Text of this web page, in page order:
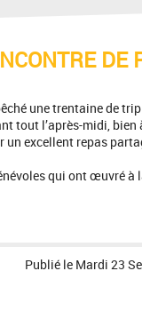
DE
une trentaine de
tout l’après-midi,
excellent repas
qui ont œuvré à
Publié le Mardi 23